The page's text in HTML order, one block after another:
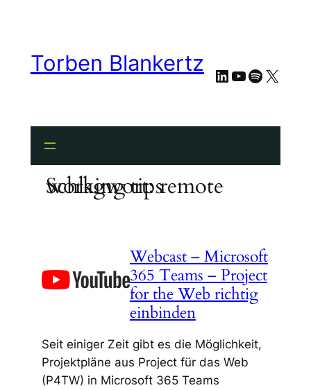
springenTorben Blankertz LinkedIn
YouTube
Spotify
X
Schlagwort:
remote working tips
Webcast – Microsoft
365 Teams – Project
for the Web richtig
einbinden
Seit einiger Zeit gibt es die Möglichkeit,
Projektpläne aus Project für das Web
(P4TW) in Microsoft 365 Teams